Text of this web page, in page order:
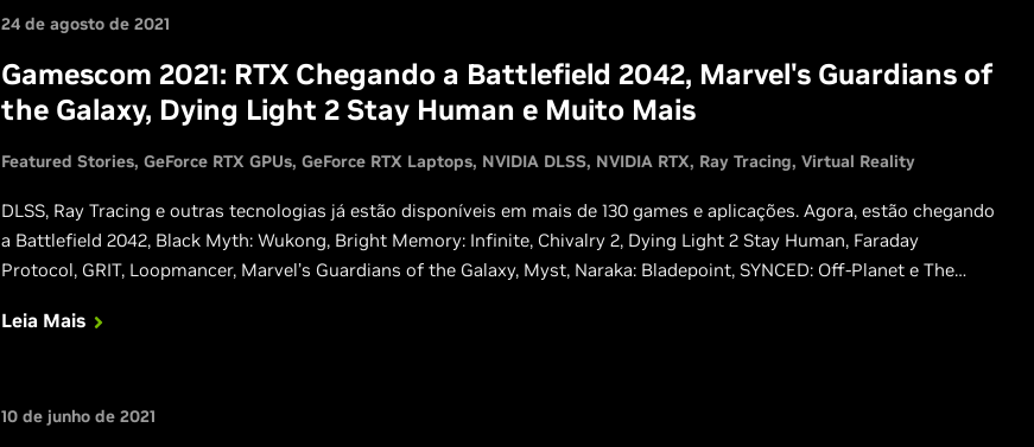
24 de agosto de 2021
Gamescom 2021: RTX Chegando a Battlefield 2042, Marvel's Guardians of
the Galaxy, Dying Light 2 Stay Human e Muito Mais
Featured Stories GeForce RTX GPUs GeForce RTX Laptops NVIDIA DLSS NVIDIA RTX Ray Tracing Virtual Reality
DLSS, Ray Tracing e outras tecnologias já estão disponíveis em mais de 130 games e aplicações. Agora, estão chegando
a Battlefield 2042, Black Myth: Wukong, Bright Memory: Infinite, Chivalry 2, Dying Light 2 Stay Human, Faraday
Protocol, GRIT, Loopmancer, Marvel’s Guardians of the Galaxy, Myst, Naraka: Bladepoint, SYNCED: Off-Planet e The
Leia Mais
10 de junho de 2021